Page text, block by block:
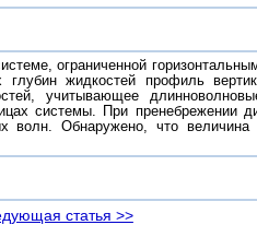
ограниченной
жидкостей профиль
учитывающее
системы. При пренебрежении
волн. Обнаружено, что величина
статья >>